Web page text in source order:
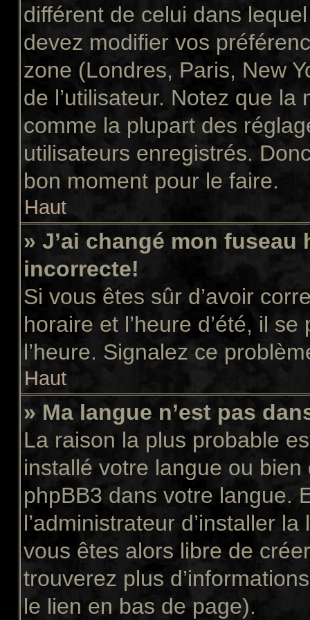
différent de celui dans
devez modifier vos
zone (Londres, Paris, New
de l’utilisateur. Notez que
comme la plupart des
utilisateurs enregistrés.
bon moment pour le faire.
Haut
» J’ai changé mon fuseau
incorrecte!
Si vous êtes sûr d’avoir
horaire et l’heure d’été, il
l’heure. Signalez ce
Haut
» Ma langue n’est pas
La raison la plus probable
installé votre langue ou
phpBB3 dans votre langue.
l’administrateur d’installer
vous êtes alors libre de
trouverez plus
le lien en bas de page).